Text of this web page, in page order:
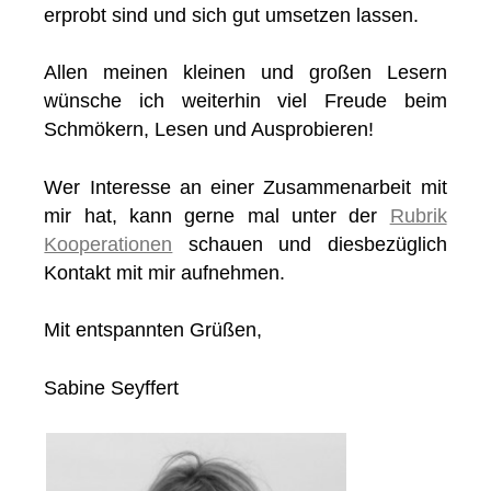
erprobt sind und sich gut umsetzen lassen.
Allen meinen kleinen und großen Lesern
wünsche ich weiterhin viel Freude beim
Schmökern, Lesen und Ausprobieren!
Wer Interesse an einer Zusammenarbeit mit
mir hat, kann gerne mal unter der Rubrik
Kooperationen schauen und diesbezüglich
Kontakt mit mir aufnehmen.
Mit entspannten Grüßen,
Sabine Seyffert